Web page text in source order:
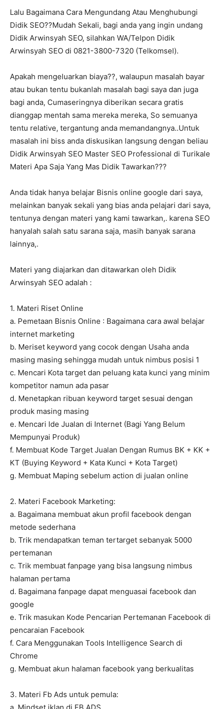
Lalu Bagaimana Cara Mengundang Atau Menghubungi
Didik SEO??Mudah Sekali, bagi anda yang ingin undang
Didik Arwinsyah SEO, silahkan WA/Telpon Didik
Arwinsyah SEO di 0821-3800-7320 (Telkomsel).
Apakah mengeluarkan biaya??, walaupun masalah bayar
atau bukan tentu bukanlah masalah bagi saya dan juga
bagi anda, Cumaseringnya diberikan secara gratis
dianggap mentah sama mereka mereka, So semuanya
tentu relative, tergantung anda memandangnya..Untuk
masalah ini biss anda diskusikan langsung dengan beliau
Didik Arwinsyah SEO Master SEO Professional di Turikale
Materi Apa Saja Yang Mas Didik Tawarkan???
Anda tidak hanya belajar Bisnis online google dari saya,
melainkan banyak sekali yang bias anda pelajari dari saya,
tentunya dengan materi yang kami tawarkan,. karena SEO
hanyalah salah satu sarana saja, masih banyak sarana
lainnya,.
Materi yang diajarkan dan ditawarkan oleh Didik
Arwinsyah SEO adalah :
1. Materi Riset Online
a. Pemetaan Bisnis Online : Bagaimana cara awal belajar
internet marketing
b. Meriset keyword yang cocok dengan Usaha anda
masing masing sehingga mudah untuk nimbus posisi 1
c. Mencari Kota target dan peluang kata kunci yang minim
kompetitor namun ada pasar
d. Menetapkan ribuan keyword target sesuai dengan
produk masing masing
e. Mencari Ide Jualan di Internet (Bagi Yang Belum
Mempunyai Produk)
f. Membuat Kode Target Jualan Dengan Rumus BK + KK +
KT (Buying Keyword + Kata Kunci + Kota Target)
g. Membuat Maping sebelum action di jualan online
2. Materi Facebook Marketing:
a. Bagaimana membuat akun profil facebook dengan
metode sederhana
b. Trik mendapatkan teman tertarget sebanyak 5000
pertemanan
c. Trik membuat fanpage yang bisa langsung nimbus
halaman pertama
d. Bagaimana fanpage dapat menguasai facebook dan
google
e. Trik masukan Kode Pencarian Pertemanan Facebook di
pencaraian Facebook
f. Cara Menggunakan Tools Intelligence Search di
Chrome
g. Membuat akun halaman facebook yang berkualitas
3. Materi Fb Ads untuk pemula: